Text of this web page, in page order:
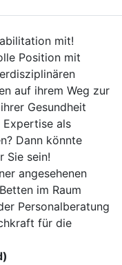
mit!
Position mit
auf ihrem Weg zur
Gesundheit
als
Dann könnte
Sie sein!
angesehenen
im Raum
Personalberatung
für die